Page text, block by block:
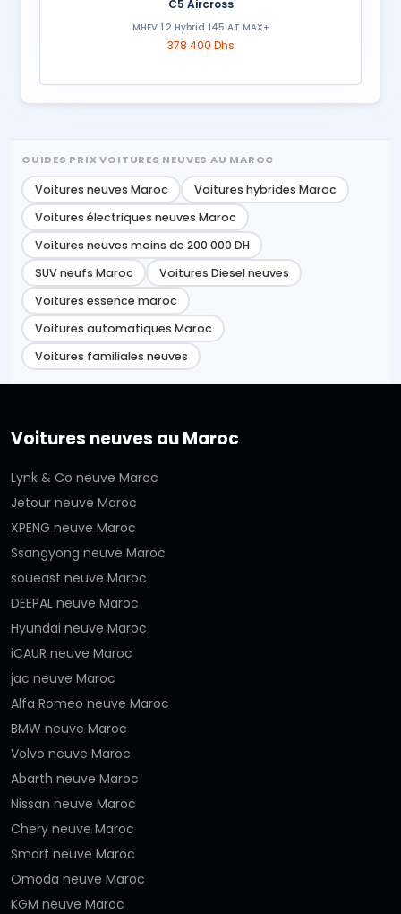
C5 Aircross
MHEV 1.2 Hybrid 145 AT MAX+
378 400 Dhs
GUIDES PRIX VOITURES NEUVES AU MAROC
Voitures neuves Maroc
Voitures hybrides Maroc
Voitures électriques neuves Maroc
Voitures neuves moins de 200 000 DH
SUV neufs Maroc
Voitures Diesel neuves
Voitures essence maroc
Voitures automatiques Maroc
Voitures familiales neuves
Voitures neuves au Maroc
Lynk & Co neuve Maroc
Jetour neuve Maroc
XPENG neuve Maroc
Ssangyong neuve Maroc
soueast neuve Maroc
DEEPAL neuve Maroc
Hyundai neuve Maroc
iCAUR neuve Maroc
jac neuve Maroc
Alfa Romeo neuve Maroc
BMW neuve Maroc
Volvo neuve Maroc
Abarth neuve Maroc
Nissan neuve Maroc
Chery neuve Maroc
Smart neuve Maroc
Omoda neuve Maroc
KGM neuve Maroc